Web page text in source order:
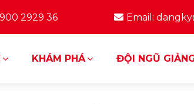
2929 36 Email:
KHÁM PHÁ ĐỘI NGŨ